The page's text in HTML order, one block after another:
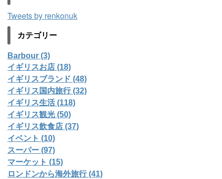
Tweets by renkonuk
カテゴリー
Barbour (3)
イギリスお店 (18)
イギリスブランド (48)
イギリス国内旅行 (32)
イギリス生活 (118)
イギリス観光 (50)
イギリス飲食店 (37)
イベント (10)
スーパー (97)
マーケット (15)
ロンドンから海外旅行 (41)